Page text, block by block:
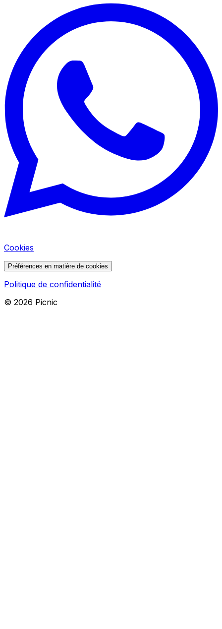
Cookies
Préférences en matière de cookies
Politique de confidentialité
© 2026 Picnic